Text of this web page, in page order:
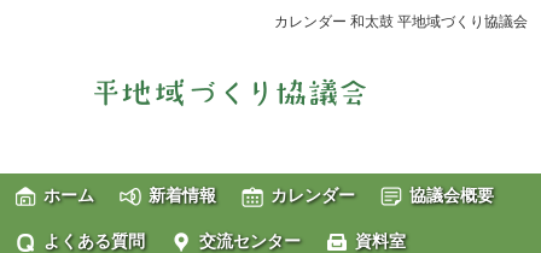
カレンダー 和太鼓 平地域づくり協議会
ホーム 新着情報 カレンダー 協議会概要
よくある質問 交流センター 資料室